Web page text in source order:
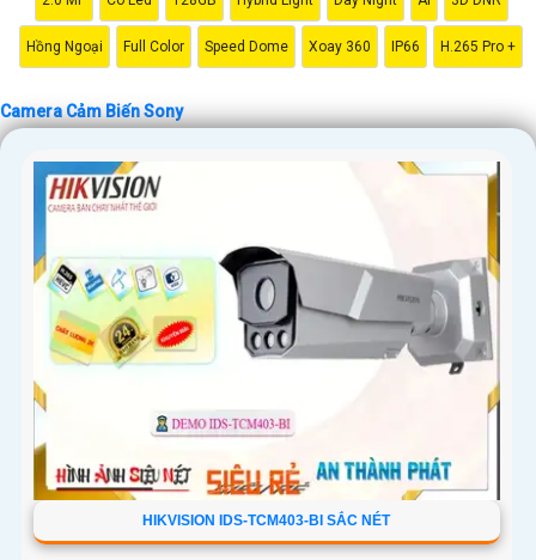
Hồng Ngoại Full Color Speed Dome Xoay 360 IP66 H.265 Pro +
Camera Cảm Biến Sony
HIKVISION IDS-TCM403-BI SẮC NÉT